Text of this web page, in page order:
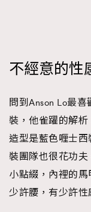
不經意的性
問到Anson Lo最
裝，他雀躍的解
造型是藍色喱士
裝團隊也很花功
小點綴，內裡的
少許腰，有少許性